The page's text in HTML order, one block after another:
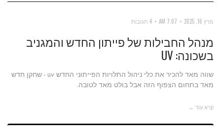
מרץ 16, 2025 7:07 AM 4 תגובות
מנהל החבילות של פייתון החדש והמגניב
בשכונה: UV
שווה מאד להכיר את כלי ניהול התלויות הפייתוני החדש uv - שחקן חדש
מאד בתחום הצפוף הזה אבל בולט מאד לטובה.
קרא עוד ←